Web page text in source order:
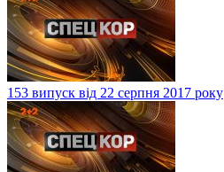
153 випуск від 22 серпня 2017 року